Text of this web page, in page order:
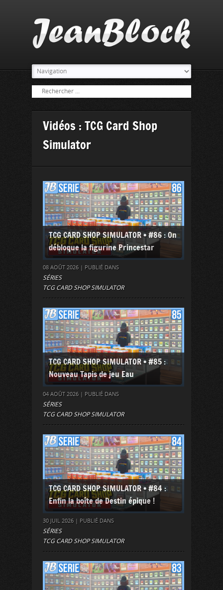
Vidéos : TCG Card Shop
Simulator
TCG CARD SHOP SIMULATOR • #86 : On
débloque la figurine Princestar
08 AOÛT 2026 | PUBLIÉ DANS
SÉRIES
TCG CARD SHOP SIMULATOR
TCG CARD SHOP SIMULATOR • #85 :
Nouveau Tapis de jeu Eau
04 AOÛT 2026 | PUBLIÉ DANS
SÉRIES
TCG CARD SHOP SIMULATOR
TCG CARD SHOP SIMULATOR • #84 :
Enfin la boîte de Destin épique !
30 JUIL 2026 | PUBLIÉ DANS
SÉRIES
TCG CARD SHOP SIMULATOR